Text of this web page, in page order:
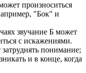
произноситься
"Бок" и
звучание Б может
с искажениями.
понимание;
и в конце, когда